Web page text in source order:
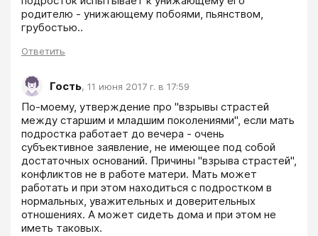
родителю - унижающему побоями, пьянством,
грубостью..
Ответить
Гость, 11 июня 2017 г. в 17:59
По-моему, утверждение про "взрывы страстей
между старшим и младшим поколениями", если мать
подростка работает до вечера - очень
субъективное заявление, не имеющее под собой
достаточных оснований. Причины "взрыва страстей",
конфликтов не в работе матери. Мать может
работать и при этом находиться с подростком в
нормальных, уважительных и доверительных
отношениях. А может сидеть дома и при этом не
иметь таковых.